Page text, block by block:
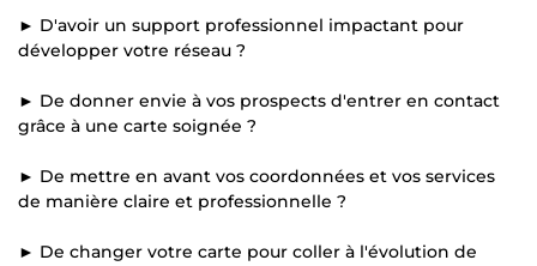
► D'avoir un support professionnel impactant pour
développer votre réseau ?
► De donner envie à vos prospects d'entrer en contact
grâce à une carte soignée ?
► De mettre en avant vos coordonnées et vos services
de manière claire et professionnelle ?
► De changer votre carte pour coller à l'évolution de